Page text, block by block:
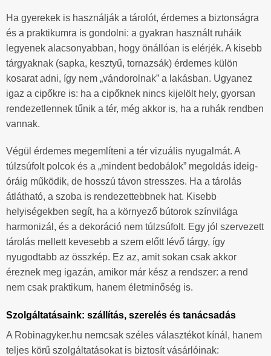
Ha gyerekek is használják a tárolót, érdemes a biztonságra
és a praktikumra is gondolni: a gyakran használt ruháik
legyenek alacsonyabban, hogy önállóan is elérjék. A kisebb
tárgyaknak (sapka, kesztyű, tornazsák) érdemes külön
kosarat adni, így nem „vándorolnak” a lakásban. Ugyanez
igaz a cipőkre is: ha a cipőknek nincs kijelölt hely, gyorsan
rendezetlennek tűnik a tér, még akkor is, ha a ruhák rendben
vannak.
Végül érdemes megemlíteni a tér vizuális nyugalmát. A
túlzsúfolt polcok és a „mindent bedobálok” megoldás ideig-
óráig működik, de hosszú távon stresszes. Ha a tárolás
átlátható, a szoba is rendezettebbnek hat. Kisebb
helyiségekben segít, ha a környező bútorok színvilága
harmonizál, és a dekoráció nem túlzsúfolt. Egy jól szervezett
tárolás mellett kevesebb a szem előtt lévő tárgy, így
nyugodtabb az összkép. Ez az, amit sokan csak akkor
éreznek meg igazán, amikor már kész a rendszer: a rend
nem csak praktikum, hanem életminőség is.
Szolgáltatásaink: szállítás, szerelés és tanácsadás
A Robinagyker.hu nemcsak széles választékot kínál, hanem
teljes körű szolgáltatásokat is biztosít vásárlóinak: